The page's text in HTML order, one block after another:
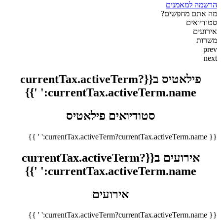
הרשמה למאמנים
מה אתם מחפשים?
סטודיואים
אירועים
משרות
prev
next
פילאטיס ב{{currentTax.activeTerm?
currentTax.activeTerm.name:' '}}
סטודיואים פילאטיס
{{ currentTax.activeTerm?currentTax.activeTerm.name:' ' }}
אירועים ב{{currentTax.activeTerm?
currentTax.activeTerm.name:' '}}
אירועים
{{ currentTax.activeTerm?currentTax.activeTerm.name:' ' }}